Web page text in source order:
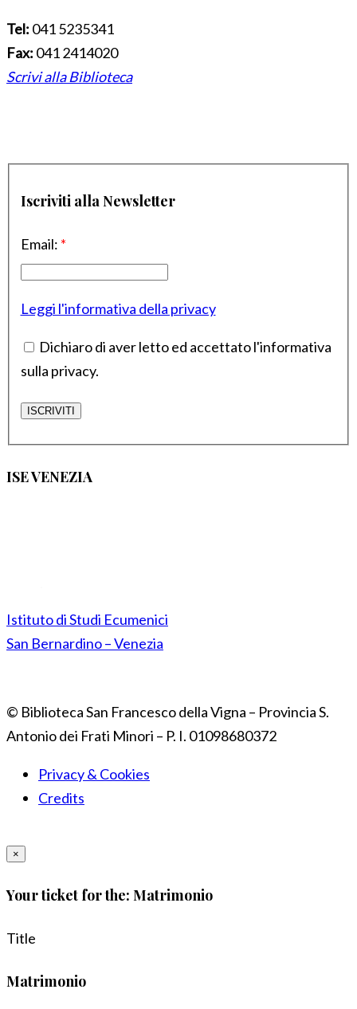
Tel: 041 5235341
Fax: 041 2414020
Scrivi alla Biblioteca
Iscriviti alla Newsletter
Email: *
Leggi l'informativa della privacy
Dichiaro di aver letto ed accettato l'informativa
sulla privacy.
ISE VENEZIA
Istituto di Studi Ecumenici
San Bernardino – Venezia
© Biblioteca San Francesco della Vigna – Provincia S.
Antonio dei Frati Minori – P. I. 01098680372
Privacy & Cookies
Credits
×
Your ticket for the: Matrimonio
Title
Matrimonio